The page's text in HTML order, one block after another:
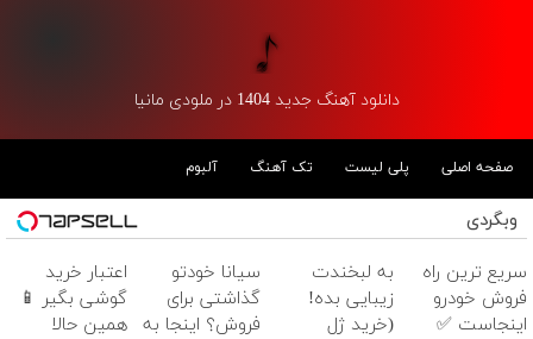
دانلود آهنگ جدید 1404 در ملودی مانیا
صفحه اصلی پلی لیست تک آهنگ آلبوم
وبگردی
سریع ترین راه
فروش خودرو
اینجاست ✅
به لبخندت
زیبایی بده!
(خرید ژل
سیانا خودتو
گذاشتی برای
فروش؟ اینجا به
اعتبار خرید
گوشی بگیر 📱
همین حالا